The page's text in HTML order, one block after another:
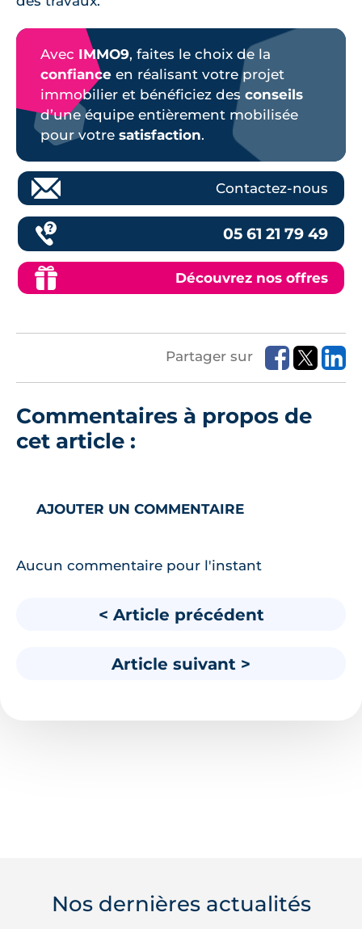
Avec IMMO9, faites le choix de la
confiance en réalisant votre projet
immobilier et bénéficiez des conseils
d’une équipe entièrement mobilisée
pour votre satisfaction.
Contactez-nous
05 61 21 79 49
Découvrez nos offres
Partager sur
Commentaires à propos de
cet article :
AJOUTER UN COMMENTAIRE
Aucun commentaire pour l'instant
< Article précédent
Article suivant >
Nos dernières actualités